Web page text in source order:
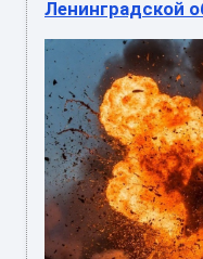
Ленинградской